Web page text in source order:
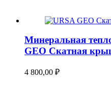
Минеральная
GEO Скатная
4 800,00 ₽